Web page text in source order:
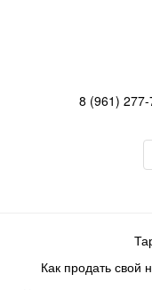
8 (961)
Как продать свой